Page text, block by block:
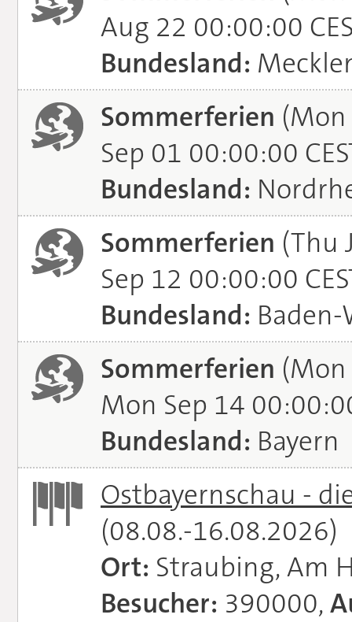
Aug 22 00:00:00
Bundesland:
Sommerferien (Mon
Sep 01 00:00:00
Bundesland:
Sommerferien (Thu
Sep 12 00:00:00
Bundesland:
Sommerferien (Mon
Mon Sep 14
Bundesland: Bayern
Ostbayernschau -
(08.08.-16.08.2026)
Ort: Straubing, Am
Besucher: 390000,